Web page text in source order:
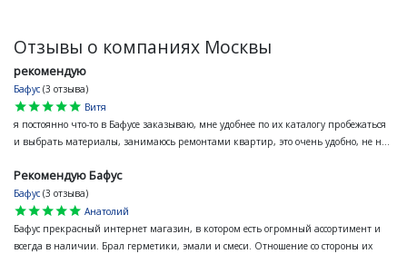
Отзывы о компаниях Москвы
рекомендую
Бафус (3 отзыва)
star
star
star
star
star
Витя
я постоянно что-то в Бафусе заказываю, мне удобнее по их каталогу пробежаться
и выбрать материалы, занимаюсь ремонтами квартир, это очень удобно, не н...
Рекомендую Бафус
Бафус (3 отзыва)
star
star
star
star
star
Анатолий
Бафус прекрасный интернет магазин, в котором есть огромный ассортимент и
всегда в наличии. Брал герметики, эмали и смеси. Отношение со стороны их